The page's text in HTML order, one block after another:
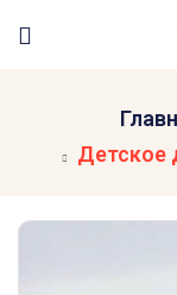
Детское